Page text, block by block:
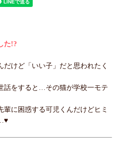
た!?
けど「いい子」だと思われたく
話をすると…その猫が学校一モテ
に困惑する可児くんだけどヒミ